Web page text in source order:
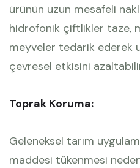
ürünün uzun mesafeli
hidrofonik çiftlikler taze,
meyveler tedarik ederek
çevresel etkisini
Toprak Koruma:
Geleneksel tarım
maddesi tükenmesi